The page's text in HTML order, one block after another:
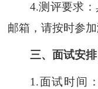
4.测评要求
邮箱，请按时参加
三、面试安排
1.面试时间